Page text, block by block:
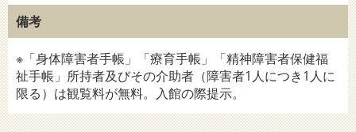
備考
※「身体障害者手帳」「療育手帳」「精神障害者保健福
祉手帳」所持者及びその介助者（障害者1人につき1人に
限る）は観覧料が無料。入館の際提示。